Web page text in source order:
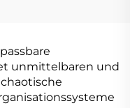
unmittelbaren und